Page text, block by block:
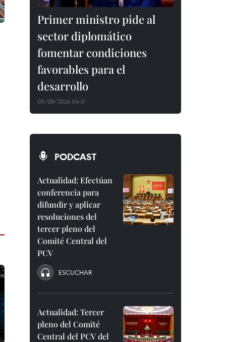
Primer ministro pide al
sector diplomático
fomentar condiciones
favorables para el
desarrollo
05/08/2026 04:31
PODCAST
Actualidad: Efectúan
conferencia para
difundir y aplicar
resoluciones del
tercer pleno del
Comité Central del
PCV
ESCUCHAR
Actualidad: Tercer
pleno del Comité
Central del PCV del